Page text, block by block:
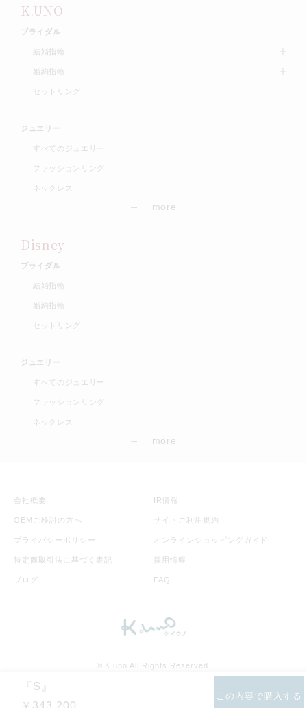
『S』
￥343,200
この内容で購入する
K.UNO
ブライダル
結婚指輪
婚約指輪
セットリング
ジュエリー
すべてのジュエリー
ファッションリング
ネックレス
Disney
ブライダル
結婚指輪
婚約指輪
セットリング
ジュエリー
すべてのジュエリー
ファッションリング
ネックレス
会社概要 IR情報
OEMご検討の方へ サイトご利用規約
プライバシーポリシー オンラインショッピングガイド
特定商取引法に基づく表記 採用情報
ブログ FAQ
©︎ K.uno All Rights Reserved.